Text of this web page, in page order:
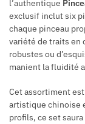
l’authentique
exclusif inclut six
chaque pinceau
variété de traits en
robustes ou
manient la fluidité
Cet assortiment
artistique chinoise
profils, ce set